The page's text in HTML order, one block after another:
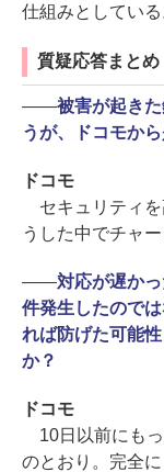
仕組みとしている
質疑応答まとめ
――被害が起き
うが、ドコモか
ドコモ
セキュリティを
うした中でチャ
――対応が遅か
件発生したので
れば防げた可能
か？
ドコモ
10日以前にもっ
のとおり。完全